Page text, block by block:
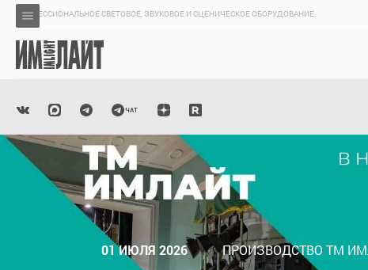
ПРОФЕССИОНАЛЬНОЕ СВЕТОВОЕ, ЗВУКОВОЕ И СЦЕНИЧЕСКОЕ ОБОРУДОВАНИЕ.
01 ИЮЛЯ 2026 ПРОИЗВОДСТВО ТМ